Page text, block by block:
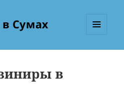
в Сумах
в